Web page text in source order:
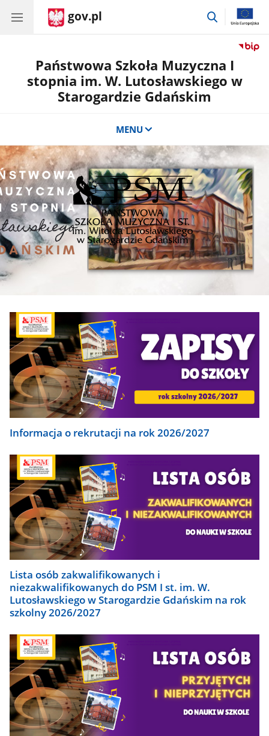
gov.pl
przejdź
Państwowa Szkoła Muzyczna I
stopnia im. W. Lutosławskiego w
Starogardzie Gdańskim
MENU
CSS
do
sekcji
Banner
rekrutacja
zobacz
wszystkie
Informacja o rekrutacji na rok 2026/2027
Lista osób zakwalifikowanych i
niezakwalifikowanych do PSM I st. im. W.
Lutosławskiego w Starogardzie Gdańskim na rok
szkolny 2026/2027